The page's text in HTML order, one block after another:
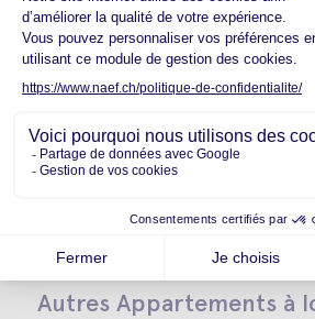
Autres Appartements
Canton
Appartements à
Appartements à
Autres Appartements à